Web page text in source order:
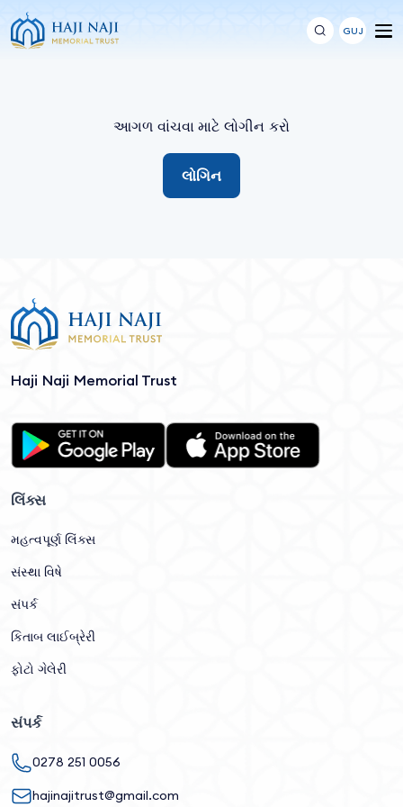
GUJ
આગળ વાંચવા માટે લોગીન કરો
લોગિન
Haji Naji Memorial Trust
લિંક્સ
મહત્વપૂર્ણ લિંક્સ
સંસ્થા વિષે
સંપર્ક
કિતાબ લાઈબ્રેરી
ફોટો ગેલેરી
સંપર્ક
0278 251 0056
hajinajitrust@gmail.com